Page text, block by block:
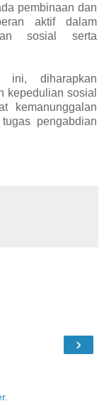
pembinaan dan
aktif dalam
sosial serta
ini, diharapkan
kepedulian sosial
kemanunggalan
pengabdian
›
.